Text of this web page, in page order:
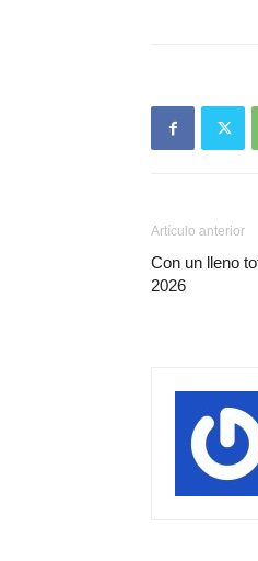
Artículo anterior
Con un lleno
2026